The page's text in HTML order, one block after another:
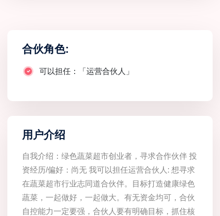
合伙角色:
可以担任：「运营合伙人」
用户介绍
自我介绍：绿色蔬菜超市创业者，寻求合作伙伴 投
资经历/偏好：尚无 我可以担任运营合伙人: 想寻求
在蔬菜超市行业志同道合伙伴。目标打造健康绿色
蔬菜，一起做好，一起做大。有无资金均可，合伙
自控能力一定要强，合伙人要有明确目标，抓住核